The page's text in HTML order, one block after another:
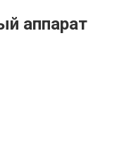
аппарат